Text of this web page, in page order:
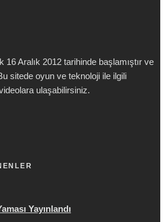
16 Aralık 2012 tarihinde başlamıştır ve
sitede oyun ve teknoloji ile ilgili
ulaşabilirsiniz.
Yayınlandı